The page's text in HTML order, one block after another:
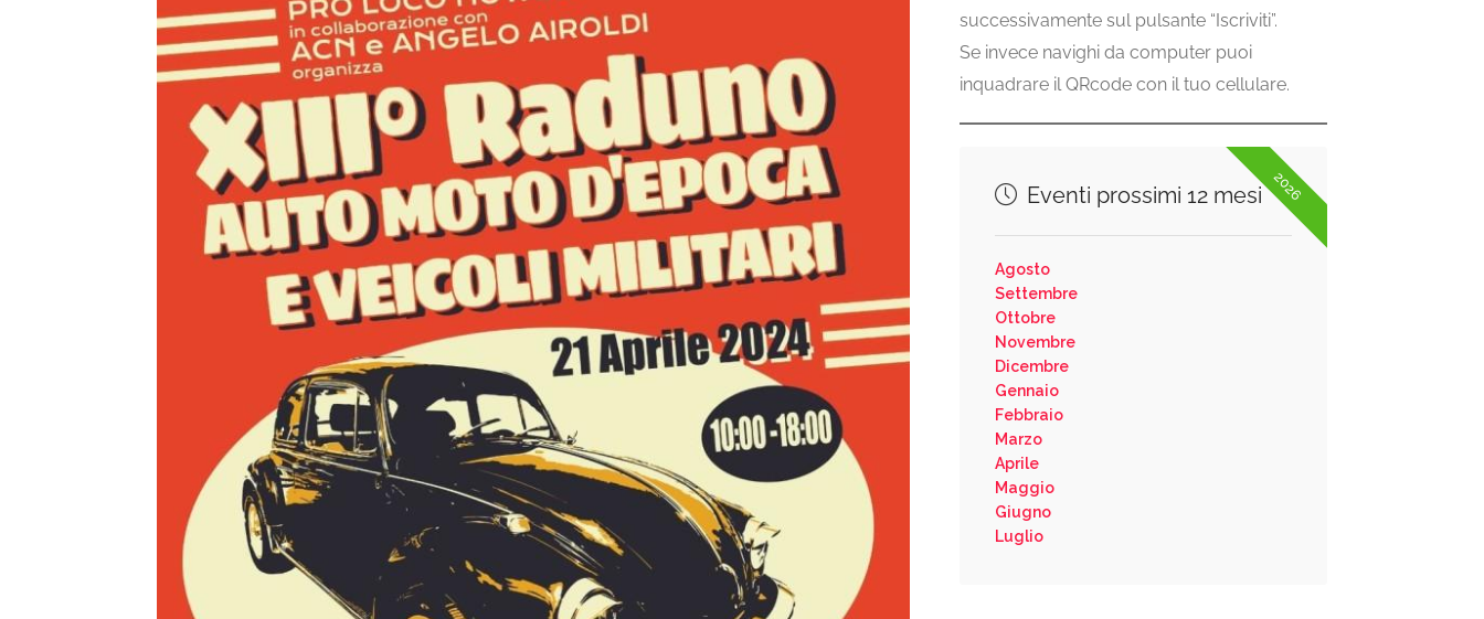
successivamente sul pulsante “Iscriviti”.
Se invece navighi da computer puoi
inquadrare il QRcode con il tuo cellulare.
2026
Eventi prossimi 12 mesi
Agosto
Settembre
Ottobre
Novembre
Dicembre
Gennaio
Febbraio
Marzo
Aprile
Maggio
Giugno
Luglio